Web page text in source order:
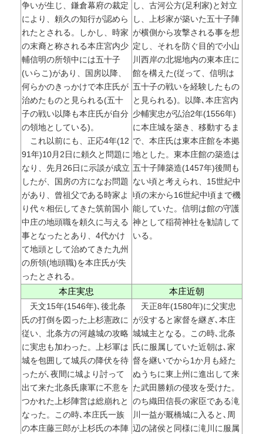
争いが生じ、鎌倉幕府の裁定
により、頼久の知行が認めら
れたとされる。しかし、時家
の末裔と称される本庄宮内少
輔信明の所領中には五十子
(いらこ)があり、国房以降、
何らかのきっかけで本庄氏が
治めたものと見られる(五十
子の戦い以降も本庄氏が自分
の領地としている)。
これ以前にも、正応4年(12
91年)10月2日に頼久と問題に
なり、先月26日に示談が成立
したが、国房の方になお問題
があり、曾祖父である時家よ
り代々相伝してきた筑前国小
中庄の地頭職を頼久に与える
事となったとあり、4代かけ
て地頭として治めてきた九州
の所領(地頭職)を本庄氏が失
ったとされる。
し、古河公方(足利家)と対立
し、上杉家が築いた五十子陣
が横側から攻撃される事を想
定し、それを防ぐ目的で小山
川西岸の北堀地内の東本庄に
館を構えた(従って、信明は
五十子の戦いを経験したもの
と見られる)。以降､本庄宮内
少輔実忠が弘治2年(1556年)
に本庄城を築き、移動するま
で、本庄氏は東本庄館を本拠
地とした。東本庄館の築造は
五十子陣築造(1457年)後間も
ない頃と考えられ、15世紀中
頃の末から16世紀中頃まで機
能していた。信明は館の守護
神として稲荷神社を勧請して
いる。
本庄実忠
本庄近朝
天文15年(1546年)､後北条
氏の打倒を図った上杉憲政に
従い、北条方の河越城の攻略
に実忠も加わった。上杉軍は
城を包囲して城兵の降伏を待
ったが､夜間に城より討って
出て来た北条氏康軍に不意を
つかれた上杉陣営は総崩れと
なった。この時､本庄氏一族
の本庄藤三郎が上杉氏の本陣
天正8年(1580年)に父実忠
が没すると家督を継ぎ､本庄
城城主となる。この時､北条
氏に服属していた近朝は､家
督を継いでから1か月も経た
ぬうちに東上州に進出して来
た武田勝頼の侵攻を受けた。
のち織田信長の家臣である滝
川一益が厩橋城に入ると､周
辺の諸侯と同様に滝川に服属